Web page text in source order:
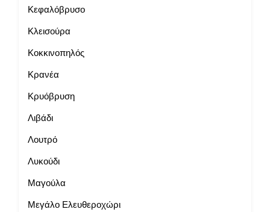
Κεφαλόβρυσο
Κλεισούρα
Κοκκινοπηλός
Κρανέα
Κρυόβρυση
Λιβάδι
Λουτρό
Λυκούδι
Μαγούλα
Μεγάλο Ελευθεροχώρι